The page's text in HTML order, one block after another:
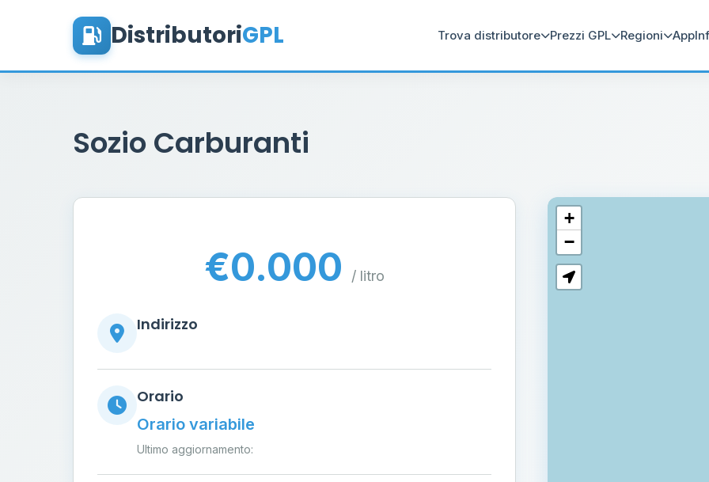
DistributoriGPL Trova distributore Prezzi GPL Regioni App
Sozio Carburanti
€0.000 / litro
Indirizzo
Orario
Orario variabile
Ultimo aggiornamento:
+
−